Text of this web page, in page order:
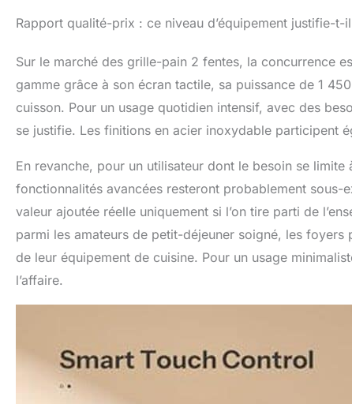
Rapport qualité-prix : ce niveau d’équipement justifie-t-
Sur le marché des grille-pain 2 fentes, la concurrence
gamme grâce à son écran tactile, sa puissance de 1
cuisson. Pour un usage quotidien intensif, avec des
se justifie. Les finitions en acier inoxydable participent
En revanche, pour un utilisateur dont le besoin se
fonctionnalités avancées resteront probablement sous-
valeur ajoutée réelle uniquement si l’on tire parti de
parmi les amateurs de petit-déjeuner soigné, les foyers
de leur équipement de cuisine. Pour un usage
l’affaire.